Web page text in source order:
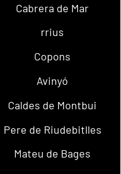
Cabrera de Mar
rrius
Copons
Avinyó
Caldes de Montbui
Pere de Riudebitlles
Mateu de Bages